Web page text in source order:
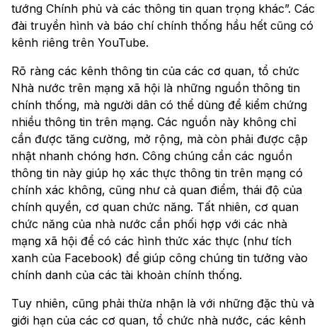
tướng Chính phủ và các thông tin quan trọng khác”. Các
đài truyền hình và báo chí chính thống hầu hết cũng có
kênh riêng trên YouTube.
Rõ ràng các kênh thông tin của các cơ quan, tổ chức
Nhà nước trên mạng xã hội là những nguồn thông tin
chính thống, mà người dân có thể dùng để kiểm chứng
nhiều thông tin trên mạng. Các nguồn này không chỉ
cần được tăng cường, mở rộng, mà còn phải được cập
nhật nhanh chóng hơn. Công chúng cần các nguồn
thông tin này giúp họ xác thực thông tin trên mạng có
chính xác không, cũng như cả quan điểm, thái độ của
chính quyền, cơ quan chức năng. Tất nhiên, cơ quan
chức năng của nhà nước cần phối hợp với các nhà
mạng xã hội để có các hình thức xác thực (như tích
xanh của Facebook) để giúp công chúng tin tưởng vào
chính danh của các tài khoản chính thống.
Tuy nhiên, cũng phải thừa nhận là với những đặc thù và
giới hạn của các cơ quan, tổ chức nhà nước, các kênh